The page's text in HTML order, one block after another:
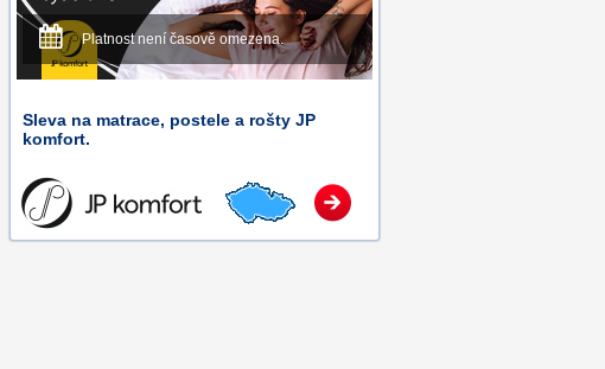
Platnost není časově omezena.
Sleva na matrace, postele a rošty JP
komfort.